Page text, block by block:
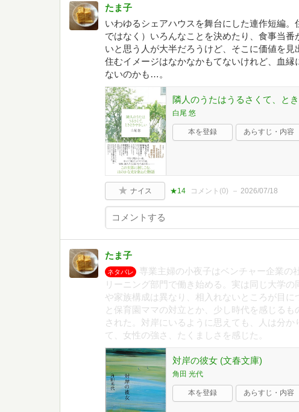
たま子
いわゆるシェアハウスを舞台にした連作短編
ではなく）いろんなことを決めたり、食事当
いと思う人が大半だろうけど、そこに価値を
住むイメージはなかなかもてないけれど、血
ないのかも…。
隣人のうたはうるさくて、と
白尾 悠
本を登録 あらすじ・内容
ナイス ★14 コメント(0) 2026/07/18
たま子
ネタバレ
専業主婦の小夜子はベンチャー企業の
リーニング部門で働き始める。実は同じ大学
や家族構成は異なり、相入れないところが目
と保育園ママの対立とか、少し時代を感じる
された。対岸にいるように思えても、人は分
て、女性の強さ、たくましさを感じた。
対岸の彼女 (文春文庫)
角田 光代
本を登録 あらすじ・内容